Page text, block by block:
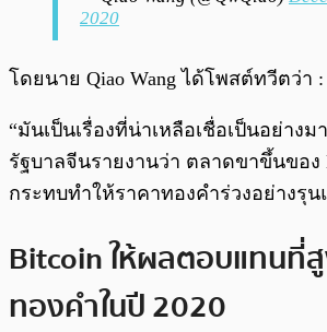
2020
โดยนาย Qiao Wang ได้โพสต์ทวีตว่า :
“มันเป็นเรื่องที่น่าเหลือเชื่อเป็นอย่าง
รัฐบาลจีนรายงานว่า ตลาดขาขึ้นของ
กระทบทำให้ราคาทองคำร่วงอย่างรุน
Bitcoin ให้ผลตอบแทนที่
ทองคำในปี 2020